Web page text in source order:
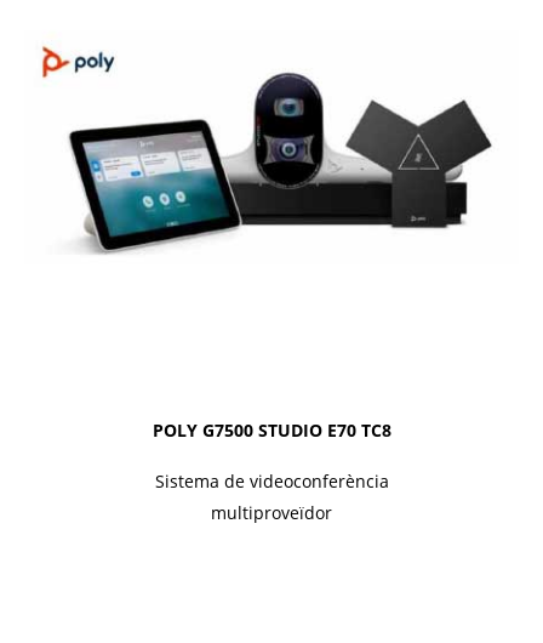
POLY G7500 STUDIO E70 TC8
Sistema de videoconferència
multiproveïdor